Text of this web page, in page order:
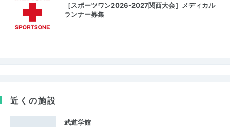
［スポーツワン2026-2027関西大会］メディカル
ランナー募集
近くの施設
武道学館